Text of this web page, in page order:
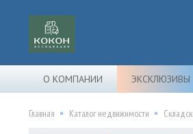
О КОМПАНИИ ЭКСКЛЮЗИВЫ
Главная Каталог недвижимости